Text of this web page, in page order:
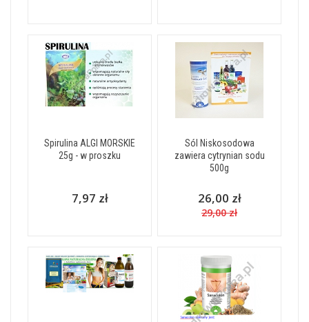
Spirulina ALGI MORSKIE
25g - w proszku
7,97 zł
Sól Niskosodowa
zawiera cytrynian sodu
500g
26,00 zł
29,00 zł